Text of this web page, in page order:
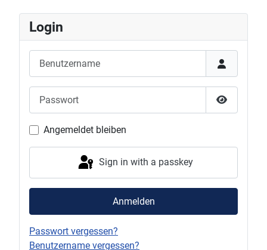
Login
Show
Angemeldet bleiben
Sign in with a passkey
Anmelden
Passwort vergessen?
Benutzername vergessen?